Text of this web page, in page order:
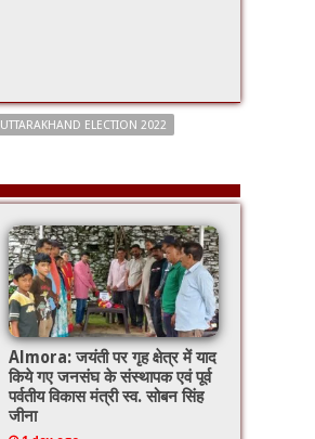
UTTARAKHAND ELECTION 2022
Almora: जयंती पर गृह क्षेत्र में याद
किये गए जनसंघ के संस्थापक एवं पूर्व
पर्वतीय विकास मंत्री स्व. सोबन सिंह
जीना